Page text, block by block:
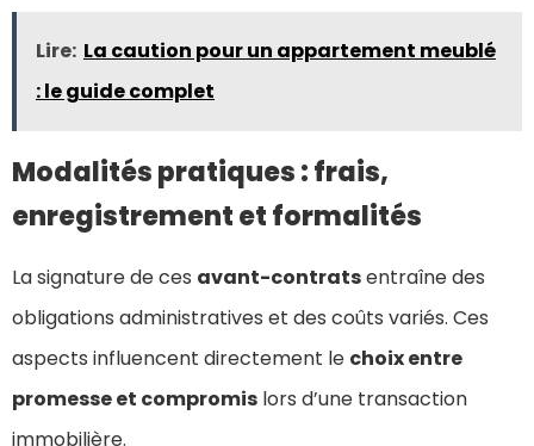
Lire: La caution pour un appartement meublé
: le guide complet
Modalités pratiques : frais,
enregistrement et formalités
La signature de ces avant-contratsentraîne des
obligations administratives et des coûts variés. Ces
aspects influencent directement le choix entre
promesse et compromis lors d’une transaction
immobilière.